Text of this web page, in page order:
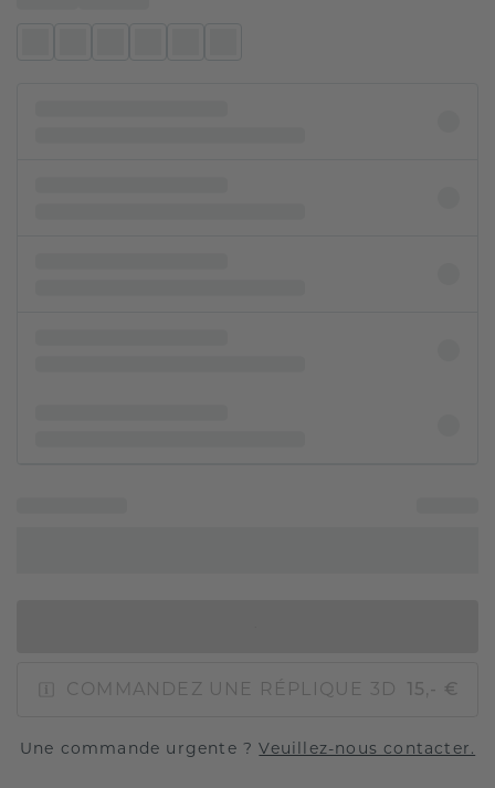
COMMANDEZ UNE RÉPLIQUE 3D 15,- €
Une commande urgente ?Veuillez-nous contacter.